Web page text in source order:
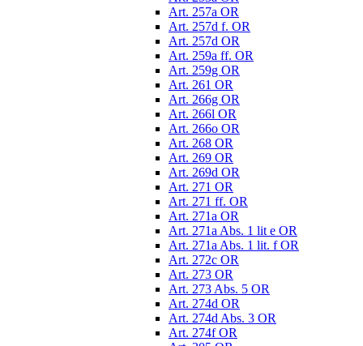
Art. 257a OR
Art. 257d f. OR
Art. 257d OR
Art. 259a ff. OR
Art. 259g OR
Art. 261 OR
Art. 266g OR
Art. 266l OR
Art. 266o OR
Art. 268 OR
Art. 269 OR
Art. 269d OR
Art. 271 OR
Art. 271 ff. OR
Art. 271a OR
Art. 271a Abs. 1 lit e OR
Art. 271a Abs. 1 lit. f OR
Art. 272c OR
Art. 273 OR
Art. 273 Abs. 5 OR
Art. 274d OR
Art. 274d Abs. 3 OR
Art. 274f OR